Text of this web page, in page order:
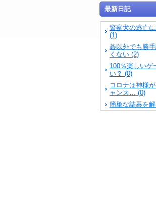
最新日記
警察犬の逃亡
(1)
碁以外でも勝
くない (2)
100％楽しいゲ
い？ (0)
コロナは神様
ャンス… (0)
簡単な詰碁を